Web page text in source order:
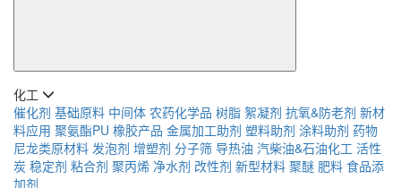
化工
催化剂 基础原料 中间体 农药化学品 树脂 絮凝剂 抗氧&防老剂 新材
料应用 聚氨酯PU 橡胶产品 金属加工助剂 塑料助剂 涂料助剂 药物
尼龙类原材料 发泡剂 增塑剂 分子筛 导热油 汽柴油&石油化工 活性
炭 稳定剂 粘合剂 聚丙烯 净水剂 改性剂 新型材料 聚醚 肥料 食品添
加剂